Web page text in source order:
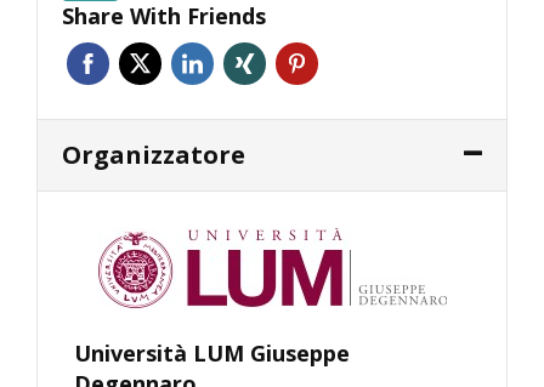
Share With Friends
Organizzatore
Università LUM Giuseppe